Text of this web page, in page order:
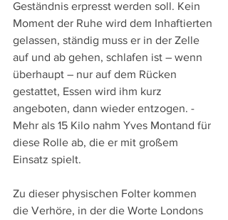
Geständnis erpresst werden soll. Kein
Moment der Ruhe wird dem Inhaftierten
gelassen, ständig muss er in der Zelle
auf und ab gehen, schlafen ist – wenn
überhaupt – nur auf dem Rücken
gestattet, Essen wird ihm kurz
angeboten, dann wieder entzogen. -
Mehr als 15 Kilo nahm Yves Montand für
diese Rolle ab, die er mit großem
Einsatz spielt.
Zu dieser physischen Folter kommen
die Verhöre, in der die Worte Londons